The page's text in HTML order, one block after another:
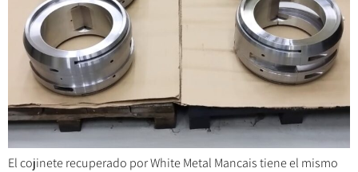
El cojinete recuperado por White Metal Mancais tiene el mismo